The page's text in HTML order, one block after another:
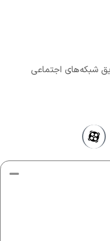
از طریق شبکه‌های اجتماعی